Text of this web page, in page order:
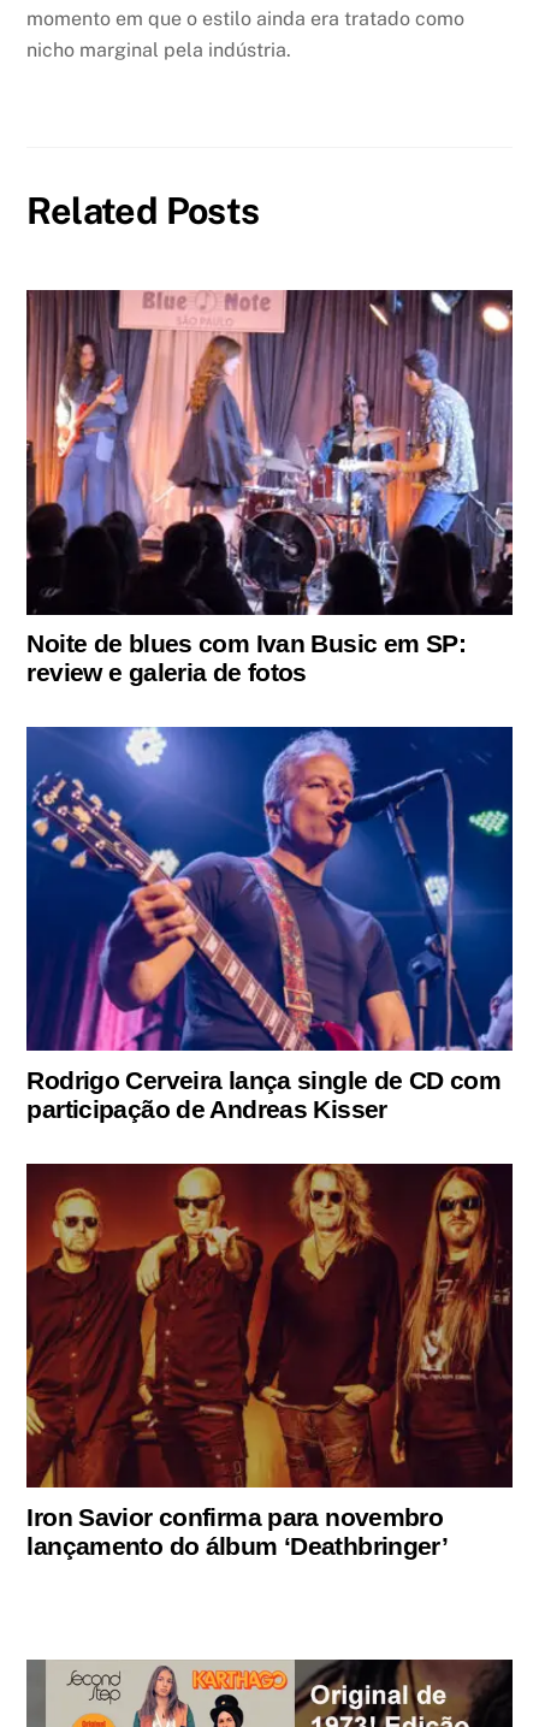
momento em que o estilo ainda era tratado como
nicho marginal pela indústria.
Related Posts
Noite de blues com Ivan Busic em SP:
review e galeria de fotos
Rodrigo Cerveira lança single de CD com
participação de Andreas Kisser
Iron Savior confirma para novembro
lançamento do álbum ‘Deathbringer’